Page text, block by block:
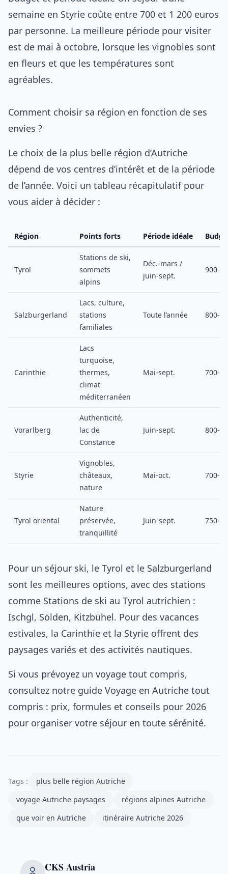
semaine en Styrie coûte entre 700 et 1 200 euros
par personne. La meilleure période pour visiter
est de mai à octobre, lorsque les vignobles sont
en fleurs et que les températures sont
agréables.
Comment choisir sa région en fonction de ses
envies ?
Le choix de la plus belle région d’Autriche
dépend de vos centres d’intérêt et de la période
de l’année. Voici un tableau récapitulatif pour
vous aider à décider :
Région Points forts Période idéale
Tyrol
Stations de ski,
sommets
alpins
Déc.-mars /
juin-sept.
900-1
Salzburgerland
Lacs, culture,
stations
familiales
Toute l’année 800-1
Carinthie
Lacs
turquoise,
thermes,
climat
méditerranéen
Mai-sept. 700-1
Vorarlberg
Authenticité,
lac de
Constance
Juin-sept. 800-1
Styrie
Vignobles,
châteaux,
nature
Mai-oct. 700-1
Tyrol oriental
Nature
préservée,
tranquillité
Juin-sept. 750-1
Pour un séjour ski, le Tyrol et le Salzburgerland
sont les meilleures options, avec des stations
comme Stations de ski au Tyrol autrichien :
Ischgl, Sölden, Kitzbühel. Pour des vacances
estivales, la Carinthie et la Styrie offrent des
paysages variés et des activités nautiques.
Si vous prévoyez un voyage tout compris,
consultez notre guide Voyage en Autriche tout
compris : prix, formules et conseils pour 2026
pour organiser votre séjour en toute sérénité.
Tags :
plus belle région Autriche
voyage Autriche paysages
régions alpines Autriche
que voir en Autriche
itinéraire Autriche 2026
CKS Austria